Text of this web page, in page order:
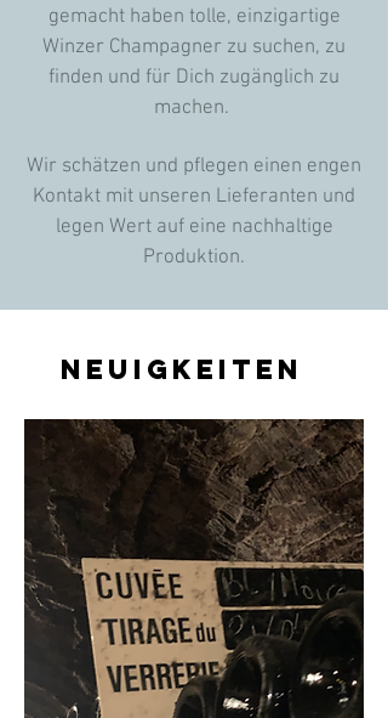
gemacht haben tolle, einzigartige
Winzer Champagner zu suchen, zu
finden und für Dich zugänglich zu
machen.
Wir schätzen und pflegen einen engen
Kontakt mit unseren Lieferanten und
legen Wert auf eine nachhaltige
Produktion.
Neuigkeiten